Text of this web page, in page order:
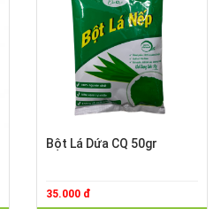
Bột Lá Dứa CQ 50gr
35.000 đ